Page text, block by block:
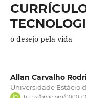
o desejo pela vida
Allan Carvalho
Universidade Estácio